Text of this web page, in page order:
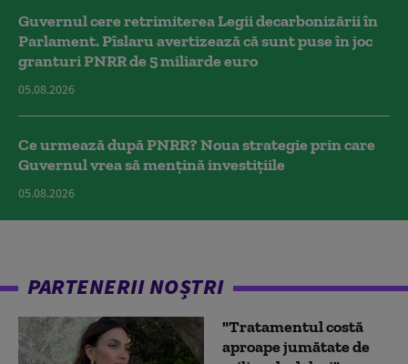
Guvernul cere retrimiterea Legii decarbonizării în
Parlament. Pîslaru avertizează că sunt puse în joc
granturi PNRR de 5 miliarde euro
05.08.2026
Ce urmează după PNRR? Noua strategie prin care
Guvernul vrea să mențină investițiile
05.08.2026
PARTENERII NOȘTRI
"Tratamentul costă
aproape jumătate de